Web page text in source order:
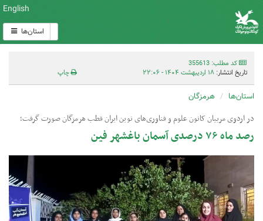
English
استان‌ها
کد مطلب: 355613
تاریخ انتشار: ۱۸ اردیبهشت ۱۴۰۴ - ۲۲:۰۶ چاپ
استان‌ها هرمزگان
در اردوی مربیان کانون علوم و فناوری‌های نوین ایران قطب هرمزگان صورت گرفت؛
رصد ماه ۷۶ درصدی آسمان باغشهر فین